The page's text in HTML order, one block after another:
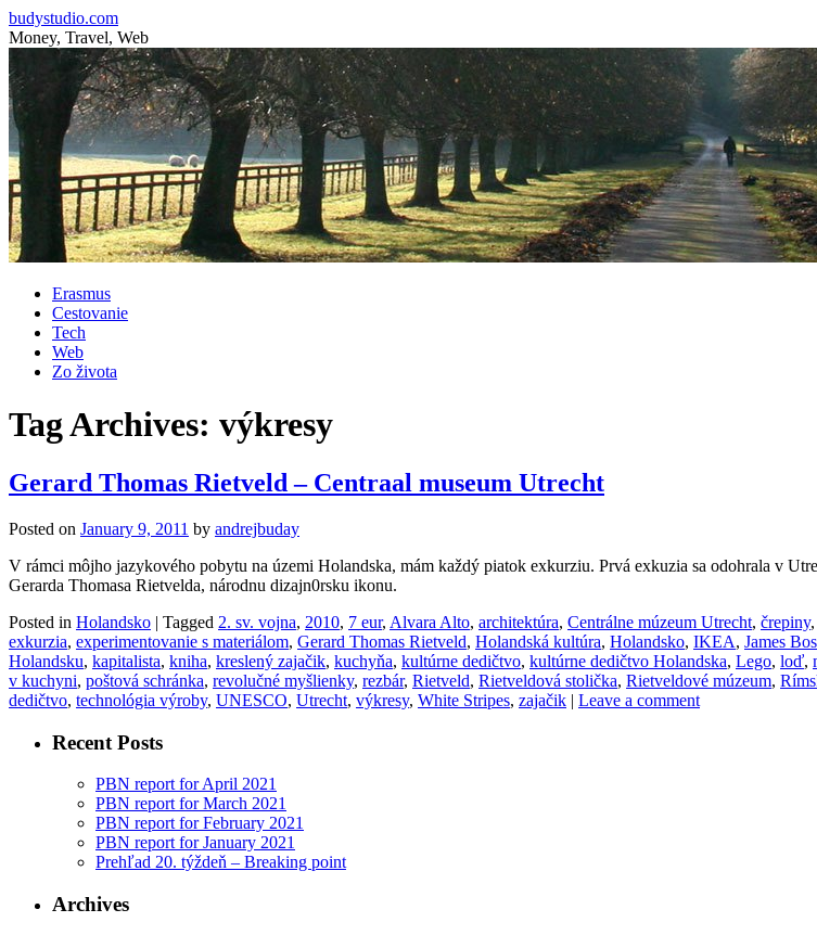
budystudio.com
Money, Travel, Web
Skip
content
Erasmus
Cestovanie
Tech
Web
Zo života
Tag Archives: výkresy
Gerard Thomas Rietveld – Centraal museum Utrecht
Posted on January 9, 2011 by andrejbuday
V rámci môjho jazykového pobytu na územi Holandska, mám každý piatok exkurziu. Prvá exkuzia sa odohrala v
Gerarda Thomasa Rietvelda, národnu dizajn0rsku ikonu.
Posted in Holandsko | Tagged 2. sv. vojna, 2010, 7 eur, Alvara Alto, architektúra, Centrálne múzeum Utrecht, črepiny,
exkurzia, experimentovanie s materiálom, Gerard Thomas Rietveld, Holandská kultúra, Holandsko, IKEA, James
Holandsku, kapitalista, kniha, kreslený zajačik, kuchyňa, kultúrne dedičtvo, kultúrne dedičtvo Holandska, Lego, loď,
v kuchyni, poštová schránka, revolučné myšlienky, rezbár, Rietveld, Rietveldová stolička, Rietveldové múzeum,
dedičtvo, technológia výroby, UNESCO, Utrecht, výkresy, White Stripes, zajačik | Leave a comment
Recent Posts
PBN report for April 2021
PBN report for March 2021
PBN report for February 2021
PBN report for January 2021
Prehľad 20. týždeň – Breaking point
Archives